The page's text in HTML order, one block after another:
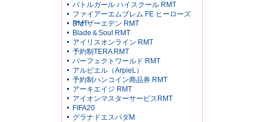
バトルガール ハイスクール RMT
ファイアーエムブレム FE ヒーローズ
RMT
アナザーエデン RMT
Blade＆Soul RMT
アイリスオンライン RMT
予約制TERA RMT
パーフェクトワールド RMT
アルピエル（ArpieL）
予約制ハンコイン商品券 RMT
アーキエイジ RMT
アイオンマスターサービスRMT
FIFA20
グラナドエスパダM